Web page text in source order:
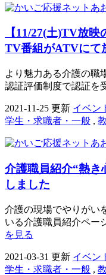
【11/27(土)TV放
TV番組がATVにて
より魅力ある介護の職
認証評価制度で認証を
2021-11-25 更新 イベン
学生・求職者・一般 ,
介護職員紹介“熱き
しました
介護の現場でやりがい
いる介護職員紹介ペー
を見る
2021-03-31 更新 イベン
学生・求職者・一般 ,